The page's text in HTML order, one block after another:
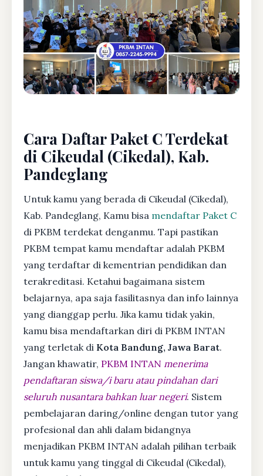
Cara Daftar Paket C Terdekat
di Cikeudal (Cikedal), Kab.
Pandeglang
Untuk kamu yang berada di Cikeudal (Cikedal),
Kab. Pandeglang, Kamu bisa mendaftar Paket C
di PKBM terdekat denganmu. Tapi pastikan
PKBM tempat kamu mendaftar adalah PKBM
yang terdaftar di kementrian pendidikan dan
terakreditasi. Ketahui bagaimana sistem
belajarnya, apa saja fasilitasnya dan info lainnya
yang dianggap perlu. Jika kamu tidak yakin,
kamu bisa mendaftarkan diri di PKBM INTAN
yang terletak di Kota Bandung, Jawa Barat.
Jangan khawatir, PKBM INTAN menerima
pendaftaran siswa/i baru atau pindahan dari
seluruh nusantara bahkan luar negeri. Sistem
pembelajaran daring/online dengan tutor yang
profesional dan ahli dalam bidangnya
menjadikan PKBM INTAN adalah pilihan terbaik
untuk kamu yang tinggal di Cikeudal (Cikedal),